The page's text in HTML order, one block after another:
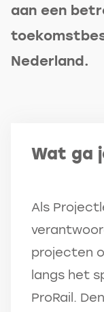
aan een
Nederland.
Wat ga
Als
projecten
langs het
ProRail.